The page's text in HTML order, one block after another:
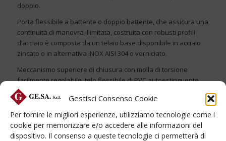
Gestisci Consenso Cookie
Per fornire le migliori esperienze, utilizziamo tecnologie come i
cookie per memorizzare e/o accedere alle informazioni del
dispositivo. Il consenso a queste tecnologie ci permetterà di
doppio.
Porta flessibile a battente o doppio battente, che assicura una
continuità di manovra illimitata, costruita con robusti profili
d’acciaio è composta da un telaio base disponibile in acciaio
zincato o in alternativa INOX AISI 304 o verniciato.
Meccanismo superiore di chiusura con molla di torsione
facilmente regolabile, telo flessibile di PVC autoestinguente
perfettamente trasparente o colorato
3 Giugno 2025